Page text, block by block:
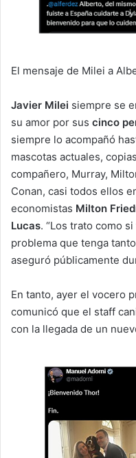
El mensaje de Milei a
Javier Milei siempre se
su amor por sus cinco
siempre lo acompañó
mascotas actuales,
compañero, Murray,
Conan, casi todos ellos
economistas Milton
Lucas. “Los trato como
problema que tenga
aseguró públicamente
En tanto, ayer el vocero
comunicó que el staff
con la llegada de un